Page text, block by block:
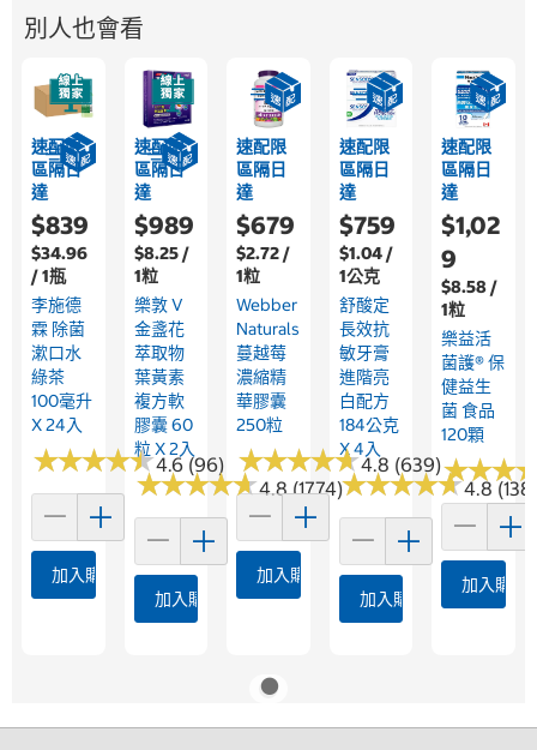
別人也會看
速配限
區隔日
達
$839
$34.96
/ 1瓶
李施德
霖 除菌
漱口水
綠茶
100毫升
X 24入
★★★★★
★★★★★4.6 (96)
加入購物車
速配限
區隔日
達
$989
$8.25 /
1粒
樂敦 V
金盞花
萃取物
葉黃素
複方軟
膠囊 60
粒 X 2入
★★★★★
★★★★★4.8 (1774)
加入購物車
速配限
區隔日
達
$679
$2.72 /
1粒
Webber
Naturals
蔓越莓
濃縮精
華膠囊
250粒
★★★★★
★★★★★4.8 (639)
加入購物車
速配限
區隔日
達
$759
$1.04 /
1公克
舒酸定
長效抗
敏牙膏
進階亮
白配方
184公克
X 4入
★★★★★
★★★★★4.8 (138)
加入購物車
速配限
區隔日
達
$1,02
9
$8.58 /
1粒
樂益活
菌護® 保
健益生
菌 食品
120顆
★★★
★★★
加入購物